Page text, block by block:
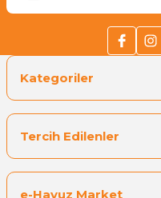
Kategoriler
Tercih Edilenler
e-Havuz Market